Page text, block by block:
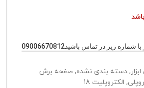
زیر در تماس باشید09006670812
, دسته بندی نشده, صفحه برش
, الکتروپلیت 18